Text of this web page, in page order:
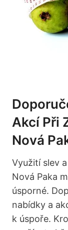
Akcí Při
Nová
Využití slev
Nová Paka
úsporné.‍
nabídky ⁢a
k úspoře.